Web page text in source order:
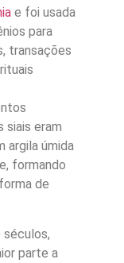
e foi usada
para
transações
siais eram
argila úmida
formando
de
séculos,
parte a